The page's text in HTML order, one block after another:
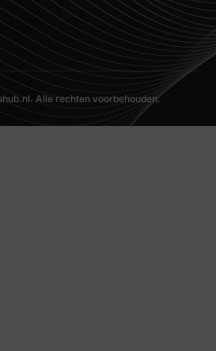
Alle rechten voorbehouden.